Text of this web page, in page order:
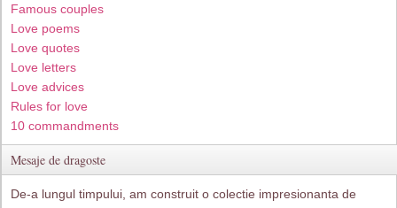
Famous couples
Love poems
Love quotes
Love letters
Love advices
Rules for love
10 commandments
Mesaje de dragoste
De-a lungul timpului, am construit o colectie impresionanta de